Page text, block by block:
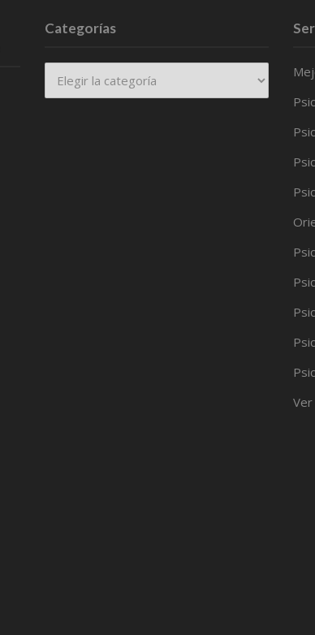
Categorías